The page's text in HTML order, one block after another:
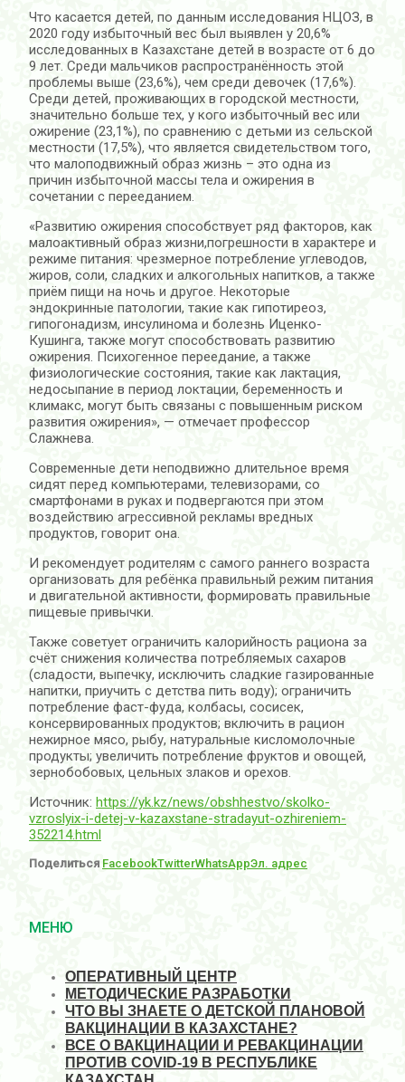
Что касается детей, по данным исследования НЦОЗ, в
2020 году избыточный вес был выявлен у 20,6%
исследованных в Казахстане детей в возрасте от 6 до
9 лет. Среди мальчиков распространённость этой
проблемы выше (23,6%), чем среди девочек (17,6%).
Среди детей, проживающих в городской местности,
значительно больше тех, у кого избыточный вес или
ожирение (23,1%), по сравнению с детьми из сельской
местности (17,5%), что является свидетельством того,
что малоподвижный образ жизнь – это одна из
причин избыточной массы тела и ожирения в
сочетании с перееданием.
«Развитию ожирения способствует ряд факторов, как
малоактивный образ жизни,погрешности в характере и
режиме питания: чрезмерное потребление углеводов,
жиров, соли, сладких и алкогольных напитков, а также
приём пищи на ночь и другое. Некоторые
эндокринные патологии, такие как гипотиреоз,
гипогонадизм, инсулинома и болезнь Иценко-
Кушинга, также могут способствовать развитию
ожирения. Психогенное переедание, а также
физиологические состояния, такие как лактация,
недосыпание в период локтации, беременность и
климакс, могут быть связаны с повышенным риском
развития ожирения», — отмечает профессор
Слажнева.
Современные дети неподвижно длительное время
сидят перед компьютерами, телевизорами, со
смартфонами в руках и подвергаются при этом
воздействию агрессивной рекламы вредных
продуктов, говорит она.
И рекомендует родителям с самого раннего возраста
организовать для ребёнка правильный режим питания
и двигательной активности, формировать правильные
пищевые привычки.
Также советует ограничить калорийность рациона за
счёт снижения количества потребляемых сахаров
(сладости, выпечку, исключить сладкие газированные
напитки, приучить с детства пить воду); ограничить
потребление фаст-фуда, колбасы, сосисек,
консервированных продуктов; включить в рацион
нежирное мясо, рыбу, натуральные кисломолочные
продукты; увеличить потребление фруктов и овощей,
зернобобовых, цельных злаков и орехов.
Источник: https://yk.kz/news/obshhestvo/skolko-
vzroslyix-i-detej-v-kazaxstane-stradayut-ozhireniem-
352214.html
Поделиться FacebookTwitterWhatsAppЭл. адрес
МЕНЮ
ОПЕРАТИВНЫЙ ЦЕНТР
МЕТОДИЧЕСКИЕ РАЗРАБОТКИ
ЧТО ВЫ ЗНАЕТЕ О ДЕТСКОЙ ПЛАНОВОЙ
ВАКЦИНАЦИИ В КАЗАХСТАНЕ?
ВСЕ О ВАКЦИНАЦИИ И РЕВАКЦИНАЦИИ
ПРОТИВ COVID-19 В РЕСПУБЛИКЕ